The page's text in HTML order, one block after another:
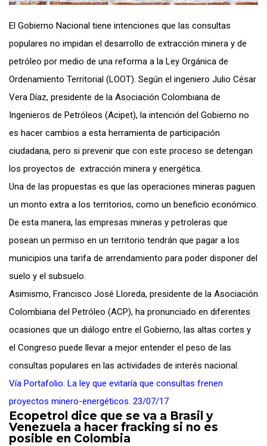
El Gobierno Nacional tiene intenciones que las consultas
populares no impidan el desarrollo de extracción minera y de
petróleo por medio de una reforma a la Ley Orgánica de
Ordenamiento Territorial (LOOT). Según el ingeniero Julio César
Vera Díaz, presidente de la Asociación Colombiana de
Ingenieros de Petróleos (Acipet), la intención del Gobierno no
es hacer cambios a esta herramienta de participación
ciudadana, pero si prevenir que con este proceso se detengan
los proyectos de extracción minera y energética.
Una de las propuestas es que las operaciones mineras paguen
un monto extra a los territorios, como un beneficio económico.
De esta manera, las empresas mineras y petroleras que
posean un permiso en un territorio tendrán que pagar a los
municipios una tarifa de arrendamiento para poder disponer del
suelo y el subsuelo.
Asimismo, Francisco José Lloreda, presidente de la Asociación
Colombiana del Petróleo (ACP), ha pronunciado en diferentes
ocasiones que un diálogo entre el Gobierno, las altas cortes y
el Congreso puede llevar a mejor entender el peso de las
consultas populares en las actividades de interés nacional.
Vía Portafolio: La ley que evitaría que consultas frenen
proyectos minero-energéticos. 23/07/17
Ecopetrol dice que se va a Brasil y
Venezuela a hacer fracking si no es
posible en Colombia